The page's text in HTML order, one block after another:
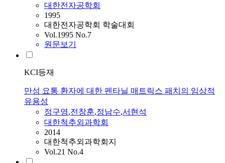
대한전자공학회
1995
대한전자공학회 학술대회
Vol.1995 No.7
원문보기
KCI등재
만성 요통 환자에 대한 펜타닐 매트릭스 패치의 임상적
유용성
정구영,전창훈,정남수,서현석
대한척추외과학회
2014
대한척추외과학회지
Vol.21 No.4